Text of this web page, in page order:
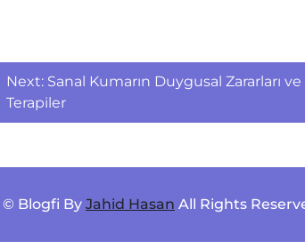
Next: Sanal Kumarın Duygusal Zararları ve
Terapiler
Blogfi By Jahid Hasan All Rights